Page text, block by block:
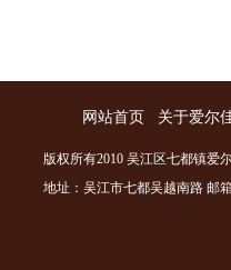
网站首页 关于爱尔
版权所有2010 吴江区七都镇爱
地址：吴江市七都吴越南路 邮